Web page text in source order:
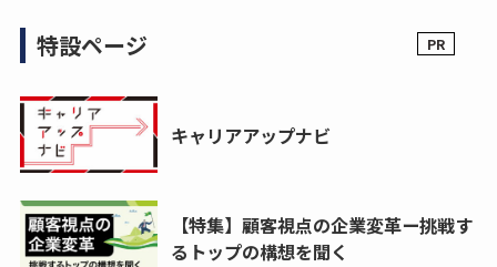
特設ページ
キャリアアップナビ
【特集】顧客視点の企業変革ー挑戦す
るトップの構想を聞く